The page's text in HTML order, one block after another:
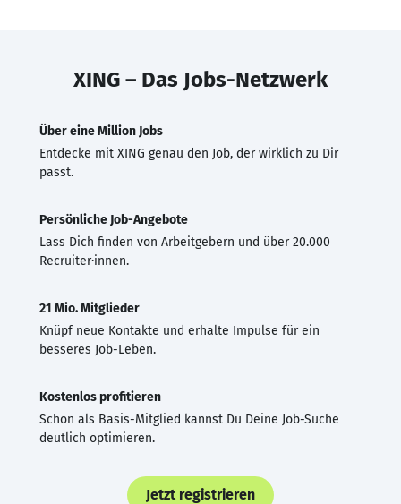
XING – Das Jobs-Netzwerk
Über eine Million Jobs
Entdecke mit XING genau den Job, der wirklich zu Dir
passt.
Persönliche Job-Angebote
Lass Dich finden von Arbeitgebern und über 20.000
Recruiter·innen.
21 Mio. Mitglieder
Knüpf neue Kontakte und erhalte Impulse für ein
besseres Job-Leben.
Kostenlos profitieren
Schon als Basis-Mitglied kannst Du Deine Job-Suche
deutlich optimieren.
Jetzt registrieren